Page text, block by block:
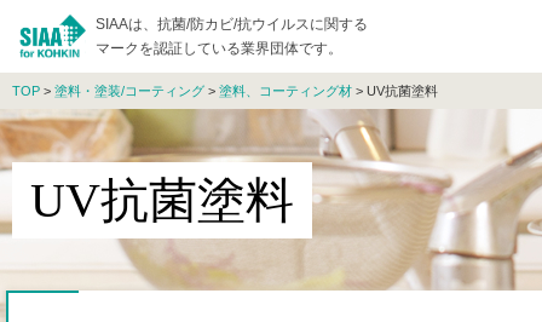
SIAAは、抗菌/防カビ/抗ウイルスに関する
マークを認証している業界団体です。
TOP > 塗料・塗装/コーティング > 塗料、コーティング材 > UV抗菌塗料
UV抗菌塗料